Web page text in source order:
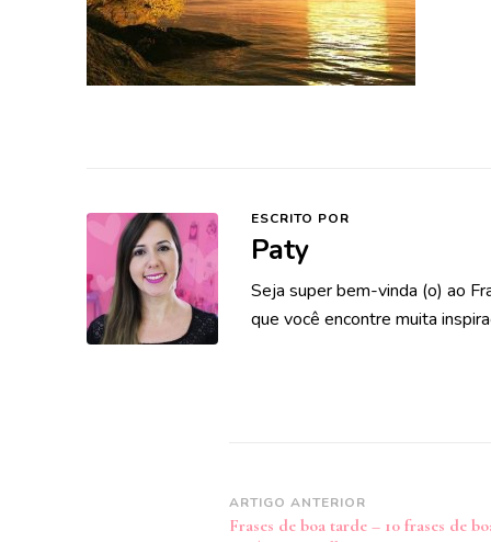
ESCRITO POR
Paty
Seja super bem-vinda (o) ao
que você encontre muita
Navegação
ARTIGO ANTERIOR
Frases de boa tarde – 10 frases de